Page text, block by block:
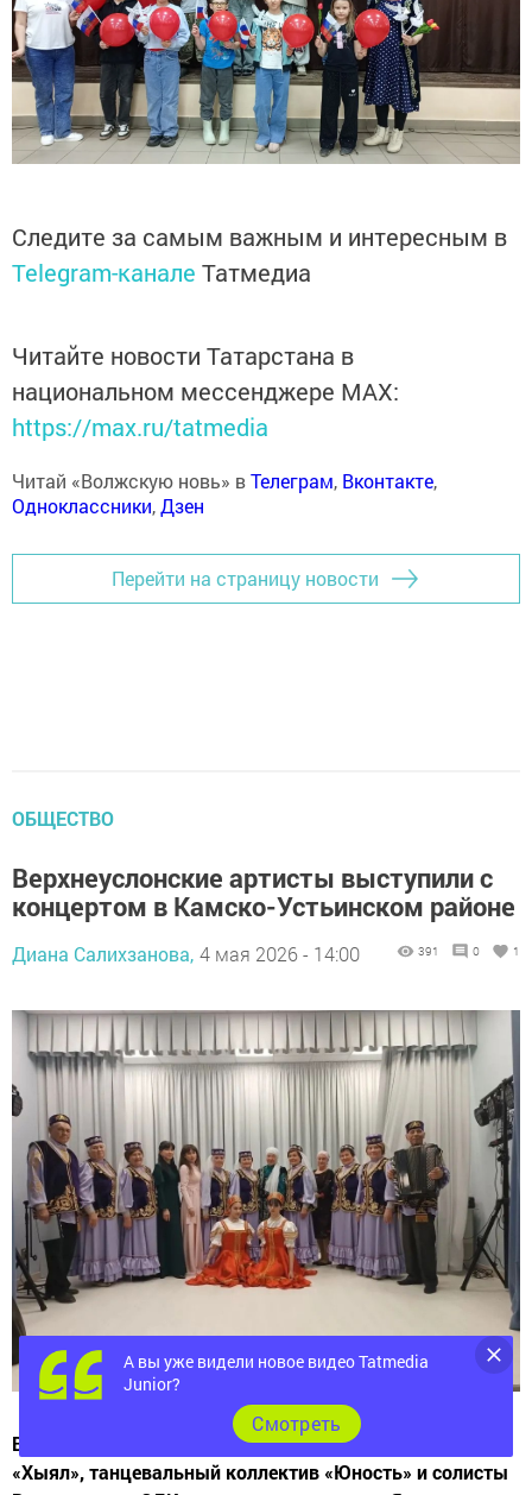
Следите за самым важным и интересным в
Telegram-канале Татмедиа
Читайте новости Татарстана в
национальном мессенджере MАХ:
https://max.ru/tatmedia
Читай «Волжскую новь» вТелеграм, Вконтакте,
Одноклассники,Дзен
Перейти на страницу новости
ОБЩЕСТВО
Верхнеуслонские артисты выступили с
концертом в Камско-Устьинском районе
Диана Салихзанова, 4 мая 2026 - 14:00 391 0 1
Второго мая народный коллектив «Иделькэй», дуэт
«Хыял», танцевальный коллектив «Юность» и солисты
А вы уже видели новое видео Tatmedia
Junior?
Cмотреть